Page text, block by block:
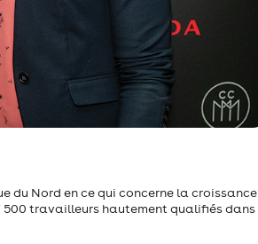
du Nord en ce qui concerne la croissance
500 travailleurs hautement qualifiés dans